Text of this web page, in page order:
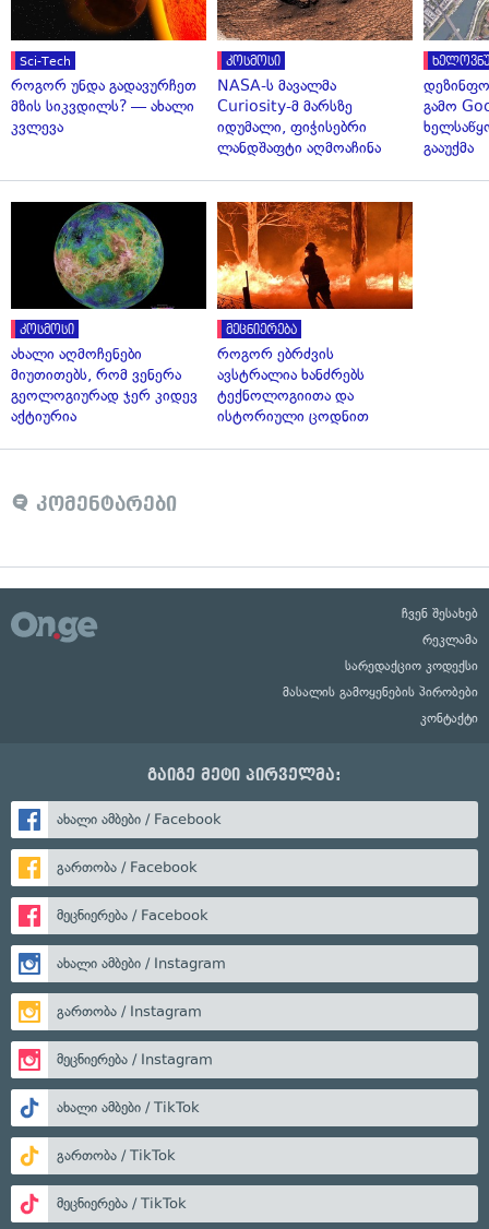
Sci-Tech
როგორ უნდა გადავურჩეთ
მზის სიკვდილს? — ახალი
კვლევა
კოსმოსი
NASA-ს მავალმა
Curiosity-მ მარსზე
იდუმალი, ფიჭისებრი
ლანდშაფტი აღმოაჩინა
გამო
გააუქმა
კოსმოსი
ახალი აღმოჩენები
მიუთითებს, რომ ვენერა
გეოლოგიურად ჯერ კიდევ
აქტიურია
მეცნიერება
როგორ ებრძვის
ავსტრალია ხანძრებს
ტექნოლოგიითა და
ისტორიული ცოდნით
კომენტარები
ჩვენ შესახებ
რეკლამა
სარედაქციო კოდექსი
მასალის გამოყენების პირობები
კონტაქტი
გაიგე მეტი პირველმა:
ახალი ამბები / Facebook
გართობა / Facebook
მეცნიერება / Facebook
ახალი ამბები / Instagram
გართობა / Instagram
მეცნიერება / Instagram
ახალი ამბები / TikTok
გართობა / TikTok
მეცნიერება / TikTok